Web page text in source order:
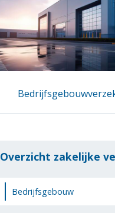
Overzicht zakelijke
Bedrijfsgebouw